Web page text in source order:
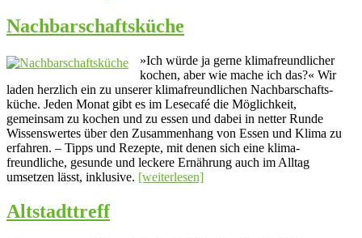
Nachbarschaftsküche
»Ich würde ja gerne klima­freund­licher
kochen, aber wie mache ich das?« Wir
laden herzlich ein zu unserer klima­freund­lichen Nach­bar­schafts­
küche. Jeden Monat gibt es im Lesecafé die Mög­lich­keit,
gemeinsam zu kochen und zu essen und dabei in netter Runde
Wissens­wertes über den Zu­sam­men­hang von Essen und Klima zu
erfahren. – Tipps und Rezepte, mit denen sich eine klima­
freundliche, gesunde und leckere Ernährung auch im Alltag
umsetzen lässt, inklusive. [weiterlesen]
Altstadttreff